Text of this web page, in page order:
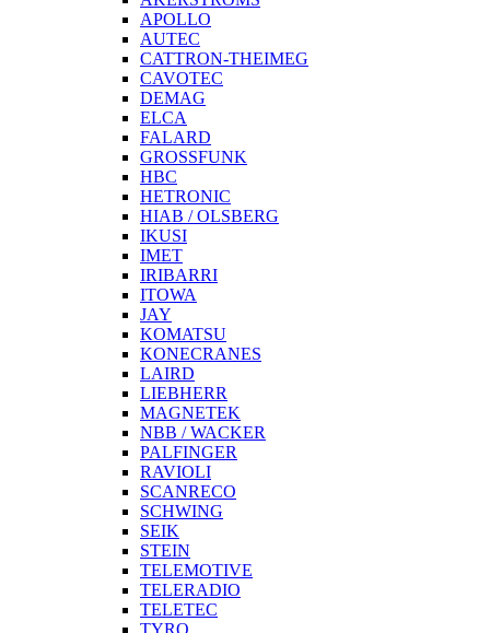
APOLLO
AUTEC
CATTRON-THEIMEG
CAVOTEC
DEMAG
ELCA
FALARD
GROSSFUNK
HBC
HETRONIC
HIAB / OLSBERG
IKUSI
IMET
IRIBARRI
ITOWA
JAY
KOMATSU
KONECRANES
LAIRD
LIEBHERR
MAGNETEK
NBB / WACKER
PALFINGER
RAVIOLI
SCANRECO
SCHWING
SEIK
STEIN
TELEMOTIVE
TELERADIO
TELETEC
TYRO